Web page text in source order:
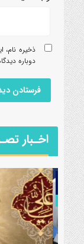
ذخیره نام،
دوباره
اخـبار
21